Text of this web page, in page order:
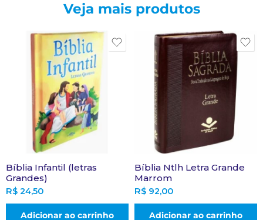
Veja mais produtos
Bíblia Infantil (letras
Grandes)
R$ 24,50
Adicionar ao carrinho
Bíblia Ntlh Letra Grande
Marrom
R$ 92,00
Adicionar ao carrinho